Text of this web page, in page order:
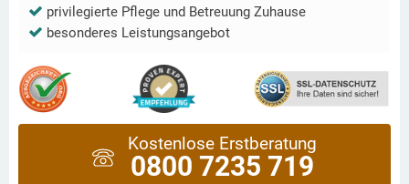
privilegierte Pflege und Betreuung Zuhause
besonderes Leistungsangebot
Kostenlose Erstberatung
0800 7235 719